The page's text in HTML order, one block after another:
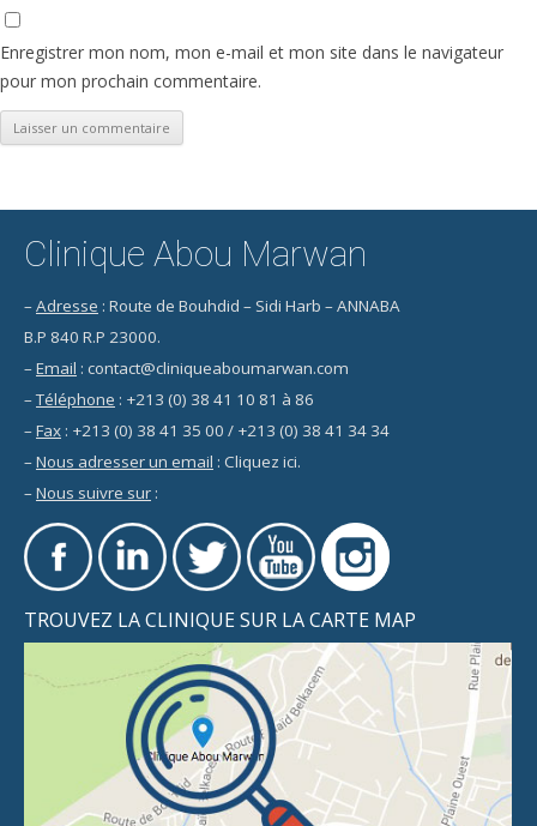
Enregistrer mon nom, mon e-mail et mon site dans le navigateur
pour mon prochain commentaire.
Clinique Abou Marwan
–Adresse : Route de Bouhdid – Sidi Harb – ANNABA
B.P 840 R.P 23000.
–Email : contact@cliniqueaboumarwan.com
–Téléphone : +213 (0) 38 41 10 81 à 86
–Fax : +213 (0) 38 41 35 00 / +213 (0) 38 41 34 34
–Nous adresser un email : Cliquez ici.
–Nous suivre sur :
TROUVEZ LA CLINIQUE SUR LA CARTE MAP